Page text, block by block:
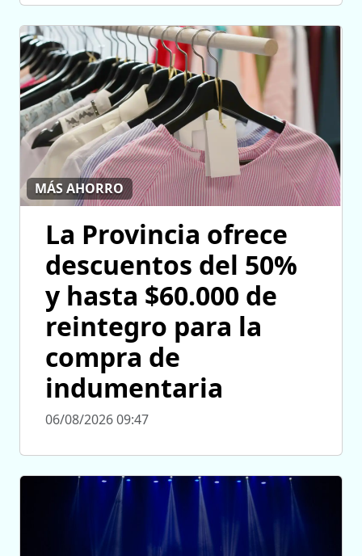
MÁS AHORRO
La Provincia ofrece
descuentos del 50%
y hasta $60.000 de
reintegro para la
compra de
indumentaria
06/08/2026 09:47